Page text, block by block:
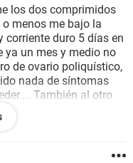
los dos comprimidos
menos me bajo la
corriente duro 5 días en
ya un mes y medio no
de ovario poliquístico,
nada de síntomas
También al otro
pero con
tuve relación